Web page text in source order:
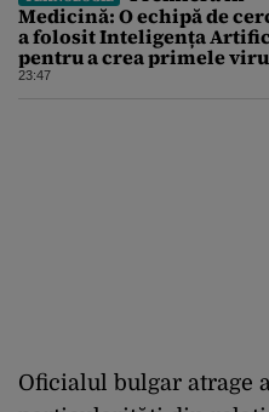
Medicină: O echipă de
a folosit Inteligența
pentru a crea primele
sintetice la tratarea de
23:47
Oficialul bulgar atrage